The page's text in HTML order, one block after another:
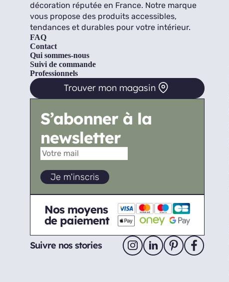
décoration réputée en France. Notre marque
vous propose des produits accessibles,
tendances et durables pour votre intérieur.
FAQ
Contact
Qui sommes-nous
Suivi de commande
Professionnels
Trouver mon magasin
S’abonner à la
newsletter
Nos moyens
de paiement
Suivre nos stories